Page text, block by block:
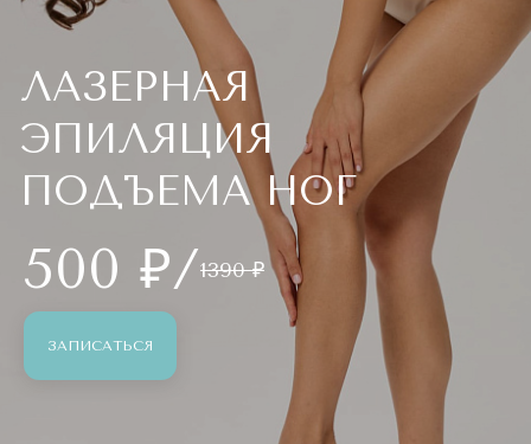
ЛАЗЕРНАЯ
ЭПИЛЯЦИЯ
ПОДЪЕМА НОГ
500 ₽/1390 ₽
ЗАПИСАТЬСЯ